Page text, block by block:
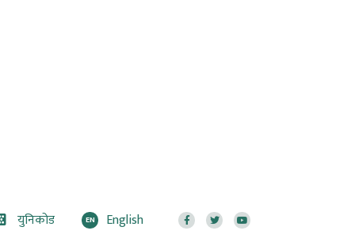
युनिकोड EN English